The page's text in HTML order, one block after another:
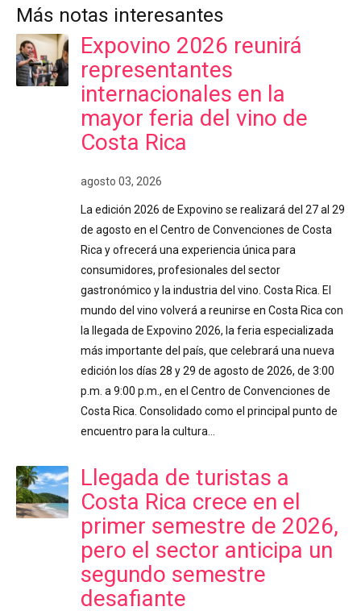
Más notas interesantes
Expovino 2026 reunirá
representantes
internacionales en la
mayor feria del vino de
Costa Rica
agosto 03, 2026
La edición 2026 de Expovino se realizará del 27 al 29
de agosto en el Centro de Convenciones de Costa
Rica y ofrecerá una experiencia única para
consumidores, profesionales del sector
gastronómico y la industria del vino. Costa Rica. El
mundo del vino volverá a reunirse en Costa Rica con
la llegada de Expovino 2026, la feria especializada
más importante del país, que celebrará una nueva
edición los días 28 y 29 de agosto de 2026, de 3:00
p.m. a 9:00 p.m., en el Centro de Convenciones de
Costa Rica. Consolidado como el principal punto de
encuentro para la cultura…
Llegada de turistas a
Costa Rica crece en el
primer semestre de 2026,
pero el sector anticipa un
segundo semestre
desafiante